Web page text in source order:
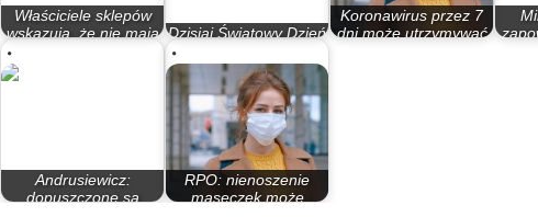
Właściciele sklepów
wskazują, że nie mają Dzisiaj Światowy Dzień
Koronawirus przez 7
dni może utrzymywać
Andrusiewicz:
dopuszczone są
RPO: nienoszenie
maseczek może